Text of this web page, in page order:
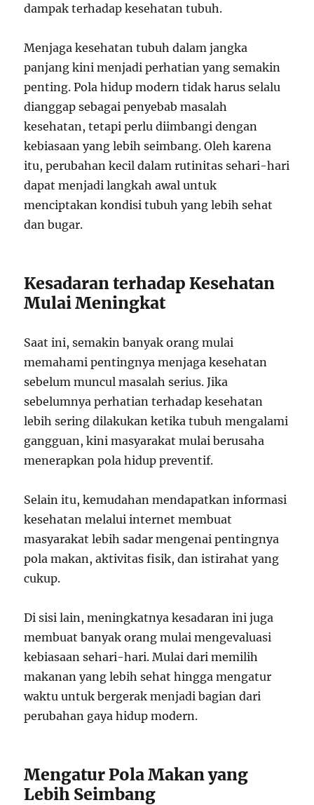
dampak terhadap kesehatan tubuh.
Menjaga kesehatan tubuh dalam jangka
panjang kini menjadi perhatian yang semakin
penting. Pola hidup modern tidak harus selalu
dianggap sebagai penyebab masalah
kesehatan, tetapi perlu diimbangi dengan
kebiasaan yang lebih seimbang. Oleh karena
itu, perubahan kecil dalam rutinitas sehari-hari
dapat menjadi langkah awal untuk
menciptakan kondisi tubuh yang lebih sehat
dan bugar.
Kesadaran terhadap Kesehatan
Mulai Meningkat
Saat ini, semakin banyak orang mulai
memahami pentingnya menjaga kesehatan
sebelum muncul masalah serius. Jika
sebelumnya perhatian terhadap kesehatan
lebih sering dilakukan ketika tubuh mengalami
gangguan, kini masyarakat mulai berusaha
menerapkan pola hidup preventif.
Selain itu, kemudahan mendapatkan informasi
kesehatan melalui internet membuat
masyarakat lebih sadar mengenai pentingnya
pola makan, aktivitas fisik, dan istirahat yang
cukup.
Di sisi lain, meningkatnya kesadaran ini juga
membuat banyak orang mulai mengevaluasi
kebiasaan sehari-hari. Mulai dari memilih
makanan yang lebih sehat hingga mengatur
waktu untuk bergerak menjadi bagian dari
perubahan gaya hidup modern.
Mengatur Pola Makan yang
Lebih Seimbang